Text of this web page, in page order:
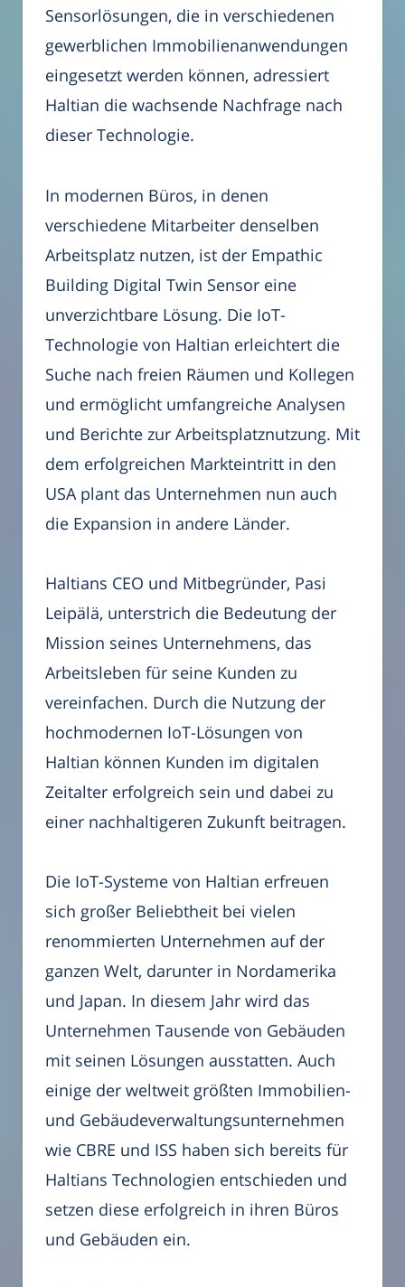
Sensorlösungen, die in verschiedenen
gewerblichen Immobilienanwendungen
eingesetzt werden können, adressiert
Haltian die wachsende Nachfrage nach
dieser Technologie.
In modernen Büros, in denen
verschiedene Mitarbeiter denselben
Arbeitsplatz nutzen, ist der Empathic
Building Digital Twin Sensor eine
unverzichtbare Lösung. Die IoT-
Technologie von Haltian erleichtert die
Suche nach freien Räumen und Kollegen
und ermöglicht umfangreiche Analysen
und Berichte zur Arbeitsplatznutzung. Mit
dem erfolgreichen Markteintritt in den
USA plant das Unternehmen nun auch
die Expansion in andere Länder.
Haltians CEO und Mitbegründer, Pasi
Leipälä, unterstrich die Bedeutung der
Mission seines Unternehmens, das
Arbeitsleben für seine Kunden zu
vereinfachen. Durch die Nutzung der
hochmodernen IoT-Lösungen von
Haltian können Kunden im digitalen
Zeitalter erfolgreich sein und dabei zu
einer nachhaltigeren Zukunft beitragen.
Die IoT-Systeme von Haltian erfreuen
sich großer Beliebtheit bei vielen
renommierten Unternehmen auf der
ganzen Welt, darunter in Nordamerika
und Japan. In diesem Jahr wird das
Unternehmen Tausende von Gebäuden
mit seinen Lösungen ausstatten. Auch
einige der weltweit größten Immobilien-
und Gebäudeverwaltungsunternehmen
wie CBRE und ISS haben sich bereits für
Haltians Technologien entschieden und
setzen diese erfolgreich in ihren Büros
und Gebäuden ein.